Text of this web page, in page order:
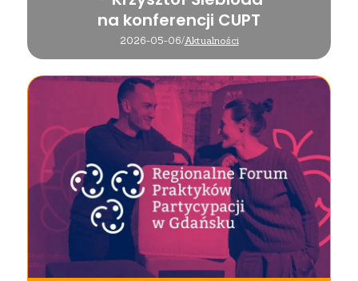
na konferencji CUPT
2026-05-06/Aktualności